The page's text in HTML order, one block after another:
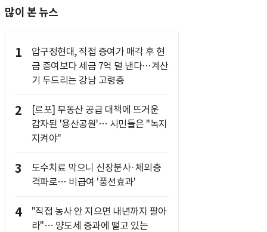
많이 본 뉴스
1
압구정현대, 직접 증여가 매각 후 현
금 증여보다 세금 7억 덜 낸다…계산
기 두드리는 강남 고령층
2
[르포] 부동산 공급 대책에 뜨거운
감자된 '용산공원'… 시민들은 "녹지
지켜야"
3
도수치료 막으니 신장분사·체외충
격파로… 비급여 '풍선효과'
4
"직접 농사 안 지으면 내년까지 팔아
라"… 양도세 중과에 떨고 있는